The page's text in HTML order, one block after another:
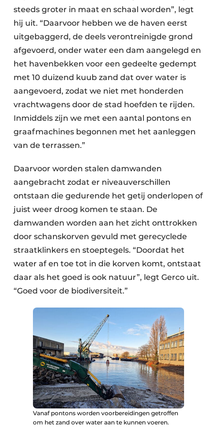
steeds groter in maat en schaal worden”, legt
hij uit. “Daarvoor hebben we de haven eerst
uitgebaggerd, de deels verontreinigde grond
afgevoerd, onder water een dam aangelegd en
het havenbekken voor een gedeelte gedempt
met 10 duizend kuub zand dat over water is
aangevoerd, zodat we niet met honderden
vrachtwagens door de stad hoefden te rijden.
Inmiddels zijn we met een aantal pontons en
graafmachines begonnen met het aanleggen
van de terrassen.”
Daarvoor worden stalen damwanden
aangebracht zodat er niveauverschillen
ontstaan die gedurende het getij onderlopen of
juist weer droog komen te staan. De
damwanden worden aan het zicht onttrokken
door schanskorven gevuld met gerecyclede
straatklinkers en stoeptegels. “Doordat het
water af en toe tot in die korven komt, ontstaat
daar als het goed is ook natuur”, legt Gerco uit.
“Goed voor de biodiversiteit.”
Vanaf pontons worden voorbereidingen getroffen
om het zand over water aan te kunnen voeren.